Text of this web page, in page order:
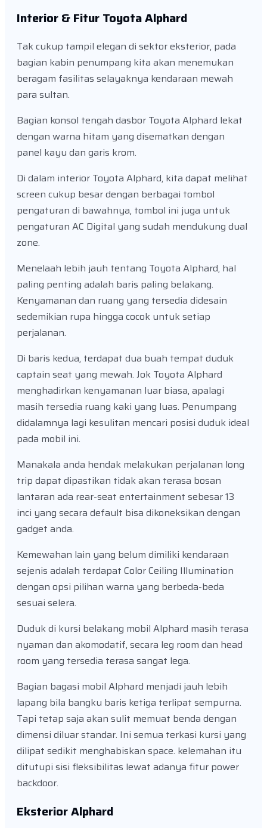
Interior & Fitur Toyota Alphard
Tak cukup tampil elegan di sektor eksterior, pada
bagian kabin penumpang kita akan menemukan
beragam fasilitas selayaknya kendaraan mewah
para sultan.
Bagian konsol tengah dasbor Toyota Alphard lekat
dengan warna hitam yang disematkan dengan
panel kayu dan garis krom.
Di dalam interior Toyota Alphard, kita dapat melihat
screen cukup besar dengan berbagai tombol
pengaturan di bawahnya, tombol ini juga untuk
pengaturan AC Digital yang sudah mendukung dual
zone.
Menelaah lebih jauh tentang Toyota Alphard, hal
paling penting adalah baris paling belakang.
Kenyamanan dan ruang yang tersedia didesain
sedemikian rupa hingga cocok untuk setiap
perjalanan.
Di baris kedua, terdapat dua buah tempat duduk
captain seat yang mewah. Jok Toyota Alphard
menghadirkan kenyamanan luar biasa, apalagi
masih tersedia ruang kaki yang luas. Penumpang
didalamnya lagi kesulitan mencari posisi duduk ideal
pada mobil ini.
Manakala anda hendak melakukan perjalanan long
trip dapat dipastikan tidak akan terasa bosan
lantaran ada rear-seat entertainment sebesar 13
inci yang secara default bisa dikoneksikan dengan
gadget anda.
Kemewahan lain yang belum dimiliki kendaraan
sejenis adalah terdapat Color Ceiling Illumination
dengan opsi pilihan warna yang berbeda-beda
sesuai selera.
Duduk di kursi belakang mobil Alphard masih terasa
nyaman dan akomodatif, secara leg room dan head
room yang tersedia terasa sangat lega.
Bagian bagasi mobil Alphard menjadi jauh lebih
lapang bila bangku baris ketiga terlipat sempurna.
Tapi tetap saja akan sulit memuat benda dengan
dimensi diluar standar. Ini semua terkasi kursi yang
dilipat sedikit menghabiskan space. kelemahan itu
ditutupi sisi fleksibilitas lewat adanya fitur power
backdoor.
Eksterior Alphard